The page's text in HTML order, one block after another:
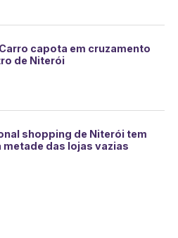
capota em cruzamento
de Niterói
shopping de Niterói tem
metade das lojas vazias